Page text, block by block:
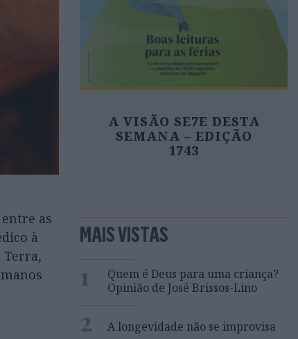
as
à
A VISÃO SE7E DESTA
SEMANA – EDIÇÃO
1743
MAIS VISTAS
1
Quem é Deus para uma criança?
Opinião de José Brissos-Lino
2 A longevidade não se improvisa